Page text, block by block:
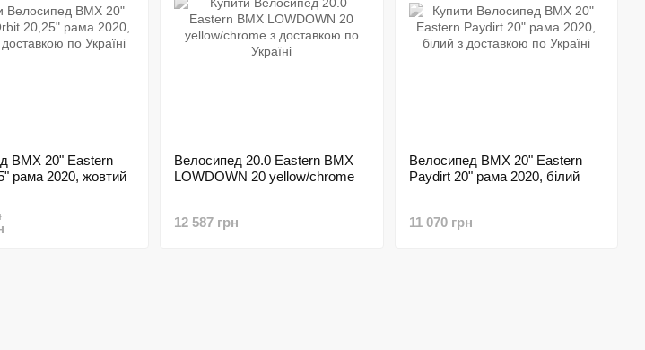
BMX 20" Eastern
рама 2020, жовтий
Велосипед 20.0 Eastern BMX
LOWDOWN 20 yellow/chrome
12 587 грн
Велосипед BMX 20" Eastern
Paydirt 20" рама 2020, білий
11 070 грн